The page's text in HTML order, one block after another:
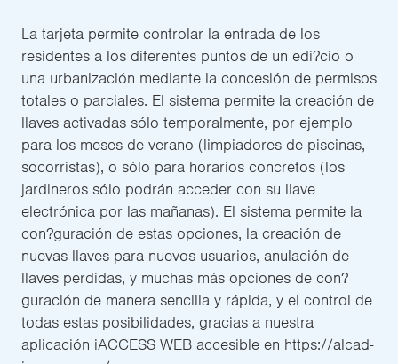
La tarjeta permite controlar la entrada de los
residentes a los diferentes puntos de un edi?cio o
una urbanización mediante la concesión de permisos
totales o parciales. El sistema permite la creación de
llaves activadas sólo temporalmente, por ejemplo
para los meses de verano (limpiadores de piscinas,
socorristas), o sólo para horarios concretos (los
jardineros sólo podrán acceder con su llave
electrónica por las mañanas). El sistema permite la
con?guración de estas opciones, la creación de
nuevas llaves para nuevos usuarios, anulación de
llaves perdidas, y muchas más opciones de con?
guración de manera sencilla y rápida, y el control de
todas estas posibilidades, gracias a nuestra
aplicación iACCESS WEB accesible en https://alcad-